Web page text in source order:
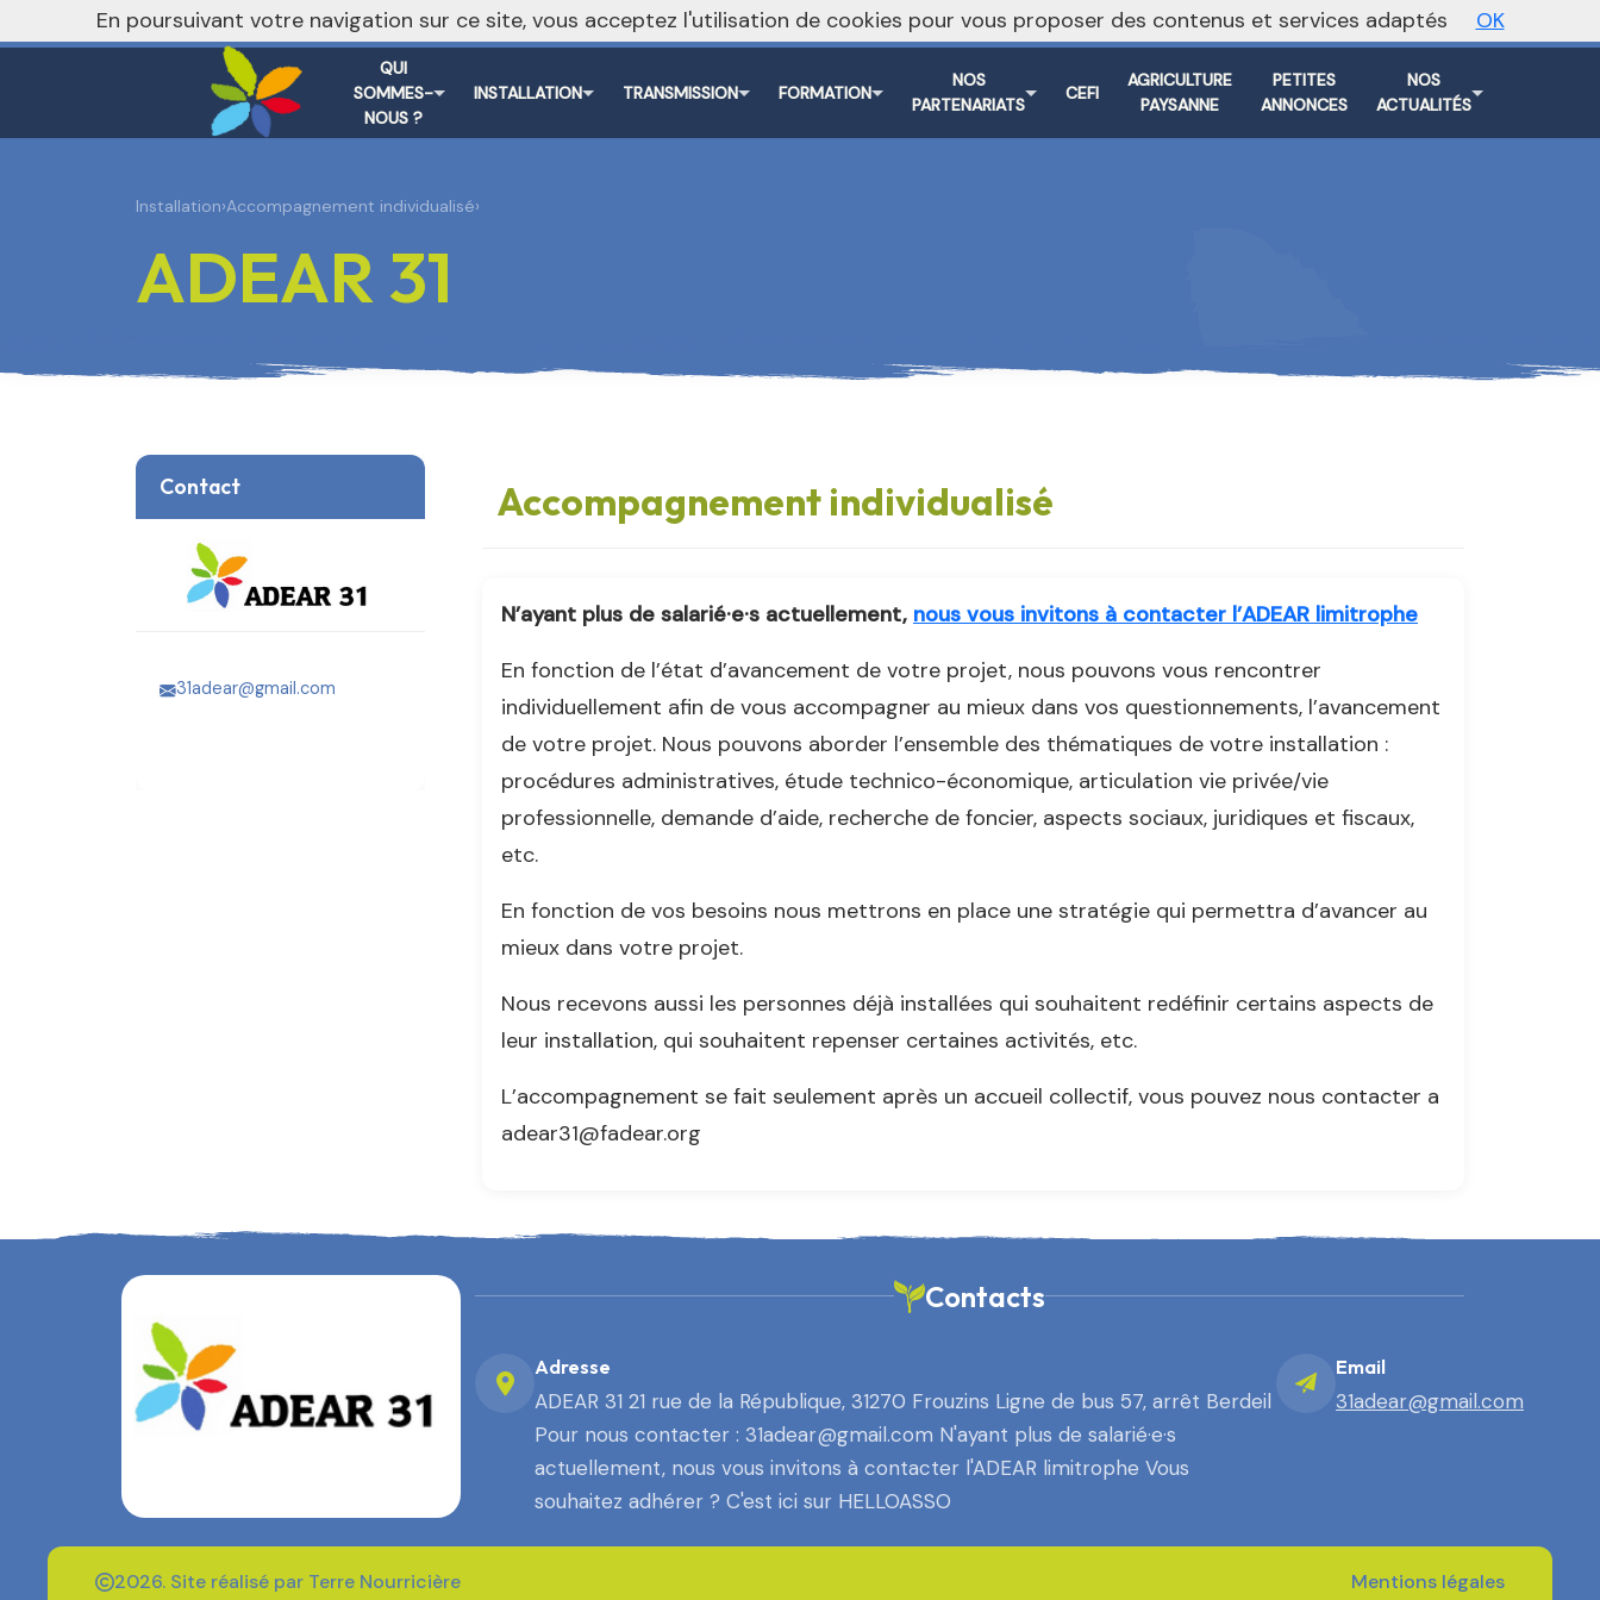
Vers le site national
QUI
SOMMES-
NOUS ?
INSTALLATION TRANSMISSION FORMATION
NOS
PARTENARIATS
CEFI
AGRICULTURE
PAYSANNE
PETITES
ANNONCES
NOS
ACTUALITÉS
nivo_2026: 1
Installation›Accompagnement individualisé›
ADEAR 31
Contact
31adear@gmail.com
Accompagnement individualisé
N’ayant plus de salarié·e·s actuellement, nous vous invitons à contacter l’ADEAR limitrophe
En fonction de l’état d’avancement de votre projet, nous pouvons vous rencontrer
individuellement afin de vous accompagner au mieux dans vos questionnements, l’avancement
de votre projet. Nous pouvons aborder l’ensemble des thématiques de votre installation :
procédures administratives, étude technico-économique, articulation vie privée/vie
professionnelle, demande d’aide, recherche de foncier, aspects sociaux, juridiques et fiscaux,
etc.
En fonction de vos besoins nous mettrons en place une stratégie qui permettra d’avancer au
mieux dans votre projet.
Nous recevons aussi les personnes déjà installées qui souhaitent redéfinir certains aspects de
leur installation, qui souhaitent repenser certaines activités, etc.
L’accompagnement se fait seulement après un accueil collectif, vous pouvez nous contacter a
adear31@fadear.org
Contacts
Adresse
ADEAR 31 21 rue de la République, 31270 Frouzins Ligne de bus 57, arrêt Berdeil
Pour nous contacter : 31adear@gmail.com N'ayant plus de salarié·e·s
actuellement, nous vous invitons à contacter l'ADEAR limitrophe Vous
souhaitez adhérer ? C'est ici sur HELLOASSO
Email
31adear@gmail.com
2026. Site réalisé par Terre Nourricière Mentions légales
En poursuivant votre navigation sur ce site, vous acceptez l'utilisation de cookies pour vous proposer des contenus et services adaptés OK